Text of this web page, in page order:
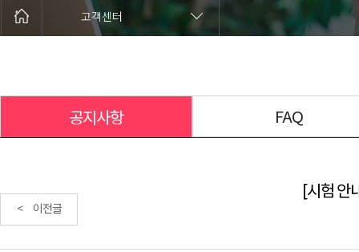
고객센터
공지사항 FAQ
[시험 안
< 이전글